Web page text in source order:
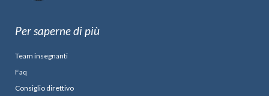
Per saperne di più
Team insegnanti
Faq
Consiglio direttivo